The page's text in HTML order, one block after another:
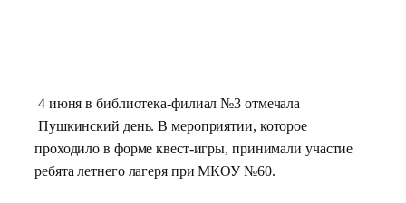
4 июня в библиотека-филиал №3 отмечала
Пушкинский день.В мероприятии, которое
проходило в форме квест-игры, принимали участие
ребята летнего лагеря при МКОУ №60.